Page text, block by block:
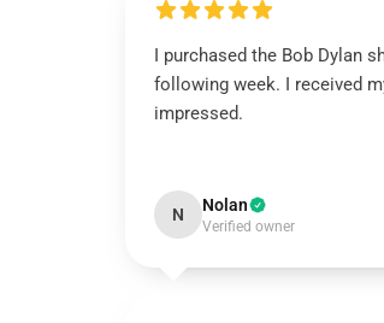
I purchased the Bob Dylan
following week. I received
impressed.
N Nolan
Verified owner